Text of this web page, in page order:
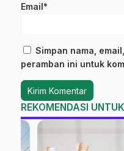
Email*
Simpan nama,
peramban ini untuk
REKOMENDASI